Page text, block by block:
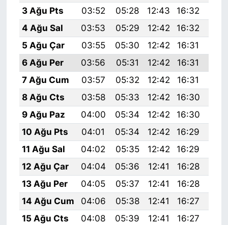
3 Ağu Pts
03:52 05:28 12:43 16:32
4 Ağu Sal
03:53 05:29 12:42 16:32
5 Ağu Çar
03:55 05:30 12:42 16:31
6 Ağu Per
03:56 05:31 12:42 16:31
7 Ağu Cum
03:57 05:32 12:42 16:31
8 Ağu Cts
03:58 05:33 12:42 16:30
9 Ağu Paz
04:00 05:34 12:42 16:30
10 Ağu Pts
04:01 05:34 12:42 16:29
11 Ağu Sal
04:02 05:35 12:42 16:29
12 Ağu Çar
04:04 05:36 12:41 16:28
13 Ağu Per
04:05 05:37 12:41 16:28
14 Ağu Cum
04:06 05:38 12:41 16:27
15 Ağu Cts
04:08 05:39 12:41 16:27